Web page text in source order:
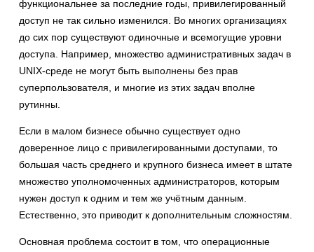
функциональнее за последние годы, привилегированный
доступ не так сильно изменился. Во многих организациях
до сих пор существуют одиночные и всемогущие уровни
доступа. Например, множество административных задач в
UNIX-среде не могут быть выполнены без прав
суперпользователя, и многие из этих задач вполне
рутинны.
Если в малом бизнесе обычно существует одно
доверенное лицо с привилегированными доступами, то
большая часть среднего и крупного бизнеса имеет в штате
множество уполномоченных администраторов, которым
нужен доступ к одним и тем же учётным данным.
Естественно, это приводит к дополнительным сложностям.
Основная проблема состоит в том, что операционные